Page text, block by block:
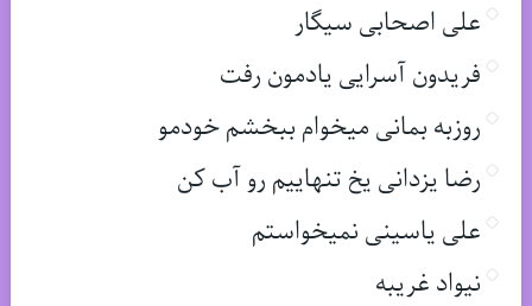
علی اصحابی سیگار
فریدون آسرایی یادمون رفت
روزبه بمانی میخوام ببخشم خودمو
رضا یزدانی یخ تنهاییم رو آب کن
علی یاسینی نمیخواستم
نیواد غریبه